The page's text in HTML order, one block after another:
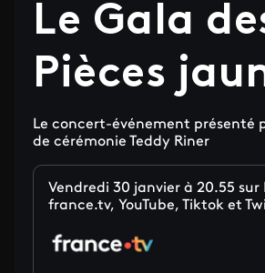
Le Gala
Pièces
Le concert-événement présenté
de cérémonie Teddy Riner
Vendredi 30 janvier à 20.55 sur
france.tv, YouTube, Tiktok et